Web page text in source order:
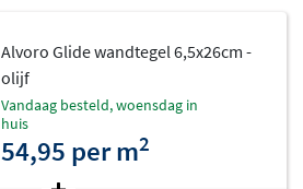
Alvoro Glide wandtegel 6,5x26cm -
olijf
vandaag besteld, woensdag in
huis
54,95 per m2